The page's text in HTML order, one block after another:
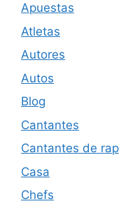
Apuestas
Atletas
Autores
Autos
Blog
Cantantes
Cantantes de rap
Casa
Chefs